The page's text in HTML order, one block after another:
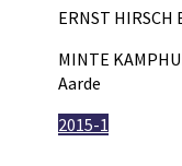
ERNST
MINTE
Aarde
2015-1